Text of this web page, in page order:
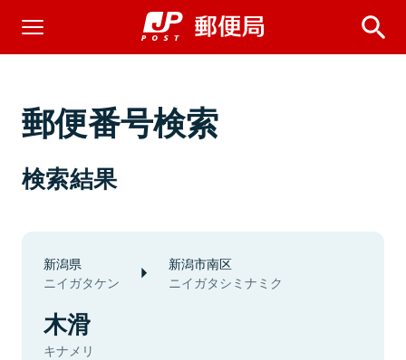
郵便番号検索
検索結果
新潟県
ニイガタケン
新潟市南区
ニイガタシミナミク
木滑
キナメリ